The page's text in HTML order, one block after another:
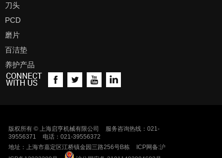
刀头
PCD
磨片
百洁垫
养护产品
版权所有 © 上海启亨机械有限公司
服务咨询热线：021-
39556371
电话：021-39556372
地址：上海市嘉定区江桥镇金园三路256号B栋
ICP网备:沪